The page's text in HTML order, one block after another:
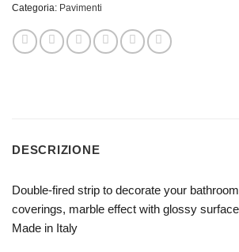
Categoria: Pavimenti
DESCRIZIONE
Double-fired strip to decorate your
coverings, marble effect with glossy
Made in Italy